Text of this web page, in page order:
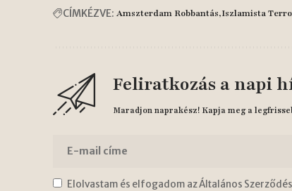
CÍMKÉZVE: Amszterdam Robbantás Iszlamista
Feliratkozás a napi
Maradjon naprakész! Kapja meg a
Elolvastam és elfogadom az Általános